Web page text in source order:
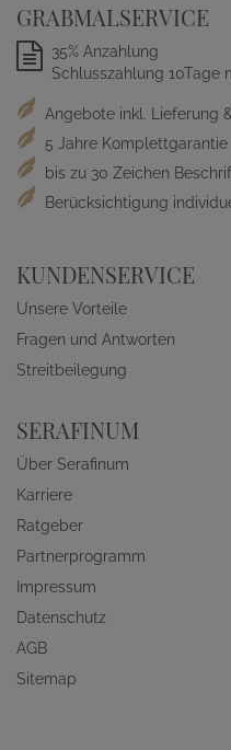
GRABMALSERVICE
35% Anzahlung
Schlusszahlung 10Tage
Angebote inkl. Lieferung
5 Jahre Komplettgarantie
bis zu 30 Zeichen
Berücksichtigung
KUNDENSERVICE
Unsere Vorteile
Fragen und Antworten
Streitbeilegung
SERAFINUM
Über Serafinum
Karriere
Ratgeber
Partnerprogramm
Impressum
Datenschutz
AGB
Sitemap